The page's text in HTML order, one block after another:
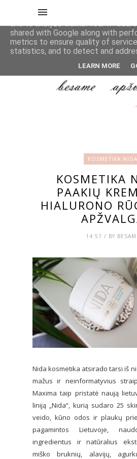
KOSMETIKA NIDA
KOSMETIKA
PAAKIŲ
HIALURONO
14:51 / BY
Nida kosmetika atsirado tarsi iš
mažus ir neinformatyvius
Maxima taip pristatė naują
liniją „Nida“, kurią sudaro 25
veido, kūno odos ir plaukų
pagamintos Lietuvoje,
ingredientus ir natūralius
miško bruknių, alavijų,
This site uses cookies from
and to analyze traffic. Your IP
shared with Google along with
metrics to ensure quality of
statistics, and to detect and
LEARN MORE